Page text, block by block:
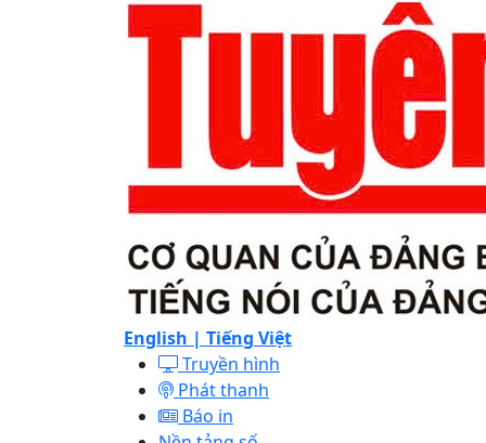
English | Tiếng Việt
Truyền hình
Phát thanh
Báo in